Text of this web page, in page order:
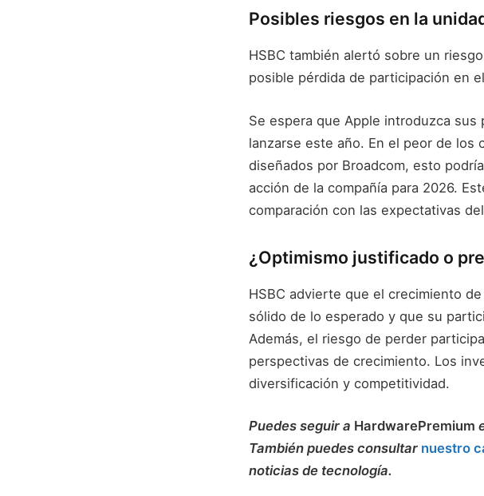
Posibles riesgos en la
HSBC también alertó sobre un
posible pérdida de participación en
Se espera que Apple introduzca sus
lanzarse este año. En el peor de los
diseñados por Broadcom, esto
acción de la compañía para 2026.
comparación con las expectativas
¿Optimismo justificado o
HSBC advierte que el crecimiento
sólido de lo esperado y que su
Además, el riesgo de perder
perspectivas de crecimiento. Los
diversificación y competitividad.
Puedes seguir a HardwarePremium
También puedes consultar nuestro
noticias de tecnología.